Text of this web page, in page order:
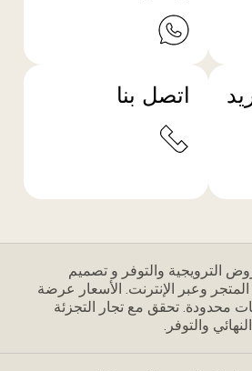
اتصل بنا
الترويجية والتوفر و تصميم
وعبر الإنترنت. الأسعار عرضة
محدودة. تحقق مع تجار التجزئة
والتوفر.